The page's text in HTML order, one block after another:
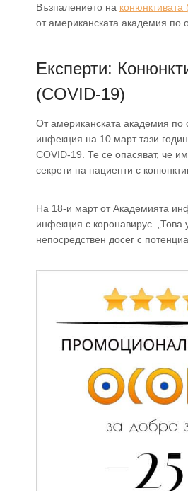
Възпалението на конюнктивата
от американската академия по
Експерти:
(COVID-19)
От американската академия по
инфекция на 10 март тази
COVID-19. Те се опасяват, че
секрети на пациенти с
На 18-и март от Академията
инфекция с коронавирус. „Това
непосредствен досег с